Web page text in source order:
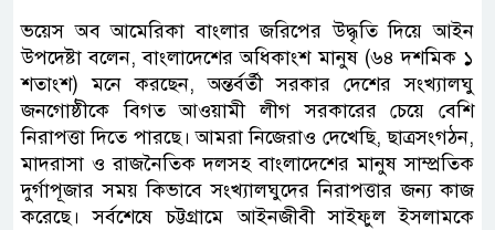
ভয়েস অব আমেরিকা বাংলার জরিপের উদ্ধৃতি দিয়ে আইন
উপদেষ্টা বলেন, বাংলাদেশের অধিকাংশ মানুষ (৬৪ দশমিক ১
শতাংশ) মনে করছেন, অন্তর্বর্তী সরকার দেশের সংখ্যালঘু
জনগোষ্ঠীকে বিগত আওয়ামী লীগ সরকারের চেয়ে বেশি
নিরাপত্তা দিতে পারছে। আমরা নিজেরাও দেখেছি, ছাত্রসংগঠন,
মাদরাসা ও রাজনৈতিক দলসহ বাংলাদেশের মানুষ সাম্প্রতিক
দুর্গাপূজার সময় কিভাবে সংখ্যালঘুদের নিরাপত্তার জন্য কাজ
করেছে। সর্বশেষে চট্টগ্রামে আইনজীবী সাইফুল ইসলামকে